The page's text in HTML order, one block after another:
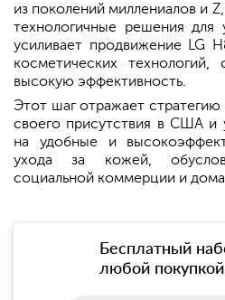
из поколений миллениалов и
технологичные решения для
усиливает продвижение LG
косметических технологий,
высокую эффективность.
Этот шаг отражает
своего присутствия в США и
на удобные и
ухода за кожей,
социальной коммерции и
Бесплатный
любой